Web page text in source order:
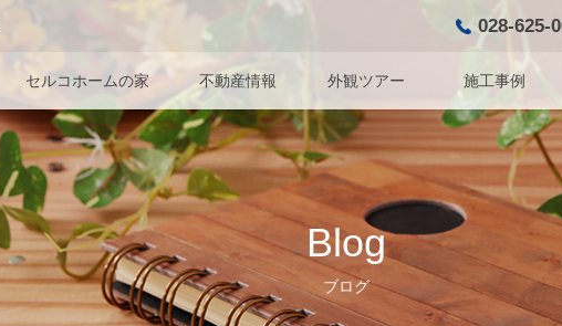
028-625-
セルコホームの家 不動産情報 外観ツアー 施工事例
Blog
ブログ